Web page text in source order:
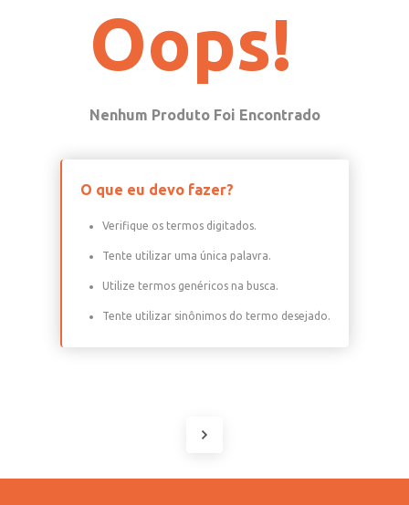
Oops!
O que eu devo fazer?
Verifique os termos digitados.
Tente utilizar uma única palavra.
Utilize termos genéricos na busca.
Tente utilizar sinônimos do termo desejado.